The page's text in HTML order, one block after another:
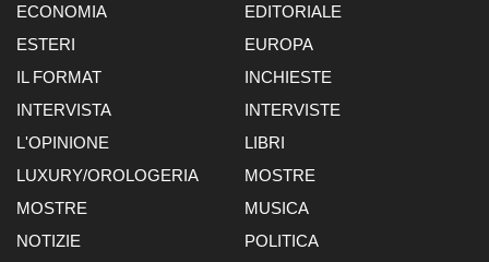
ECONOMIA
EDITORIALE
ESTERI
EUROPA
IL FORMAT
INCHIESTE
INTERVISTA
INTERVISTE
L'OPINIONE
LIBRI
LUXURY/OROLOGERIA
MOSTRE
MOSTRE
MUSICA
NOTIZIE
POLITICA